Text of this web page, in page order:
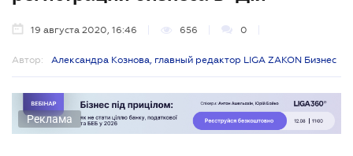
19 августа 2020, 16:46 656 0
Автор: Александра Кознова, главный редактор LIGA ZAKON Бизнес
Реклама